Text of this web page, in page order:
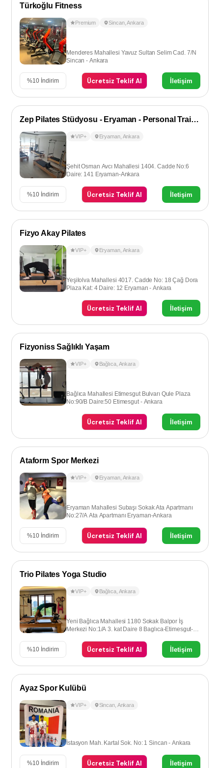
Türkoğlu Fitness
Premium Sincan,Ankara
Menderes Mahallesi Yavuz Sultan Selim Cad. 7/N
Sincan - Ankara
%10 İndirim Ücretsiz Teklif Al İletişim
Zep Pilates Stüdyosu - Eryaman - Personal Training
VIP+ Eryaman, Ankara
Şehit Osman Avcı Mahallesi 1404. Cadde No:6
Daire: 141 Eryaman-Ankara
%10 İndirim Ücretsiz Teklif Al İletişim
Fizyo Akay Pilates
VIP+ Eryaman, Ankara
Yeşilolva Mahallesi 4017. Cadde No: 18 Çağ Dora
Plaza Kat: 4 Daire: 12 Eryaman - Ankara
Ücretsiz Teklif Al İletişim
Fizyoniss Sağlıklı Yaşam
VIP+ Bağlıca, Ankara
Bağlıca Mahallesi Etimesgut Bulvarı Qule Plaza
No:90/B Daire:50 Etimesgut - Ankara
Ücretsiz Teklif Al İletişim
Ataform Spor Merkezi
VIP+ Eryaman, Ankara
Eryaman Mahallesi Subaşı Sokak Ata Apartmanı
No:27/A Ata Apartmanı Eryaman-Ankara
%10 İndirim Ücretsiz Teklif Al İletişim
Trio Pilates Yoga Studio
VIP+ Bağlıca, Ankara
Yeni Bağlıca Mahallesi 1180 Sokak Balpor İş
Merkezi No:1/A 3. kat Daire 8 Baglıca-Etimesgut-
%10 İndirim Ücretsiz Teklif Al İletişim
Ayaz Spor Kulübü
VIP+ Sincan, Ankara
İstasyon Mah. Kartal Sok. No: 1 Sincan - Ankara
%10 İndirim Ücretsiz Teklif Al İletişim